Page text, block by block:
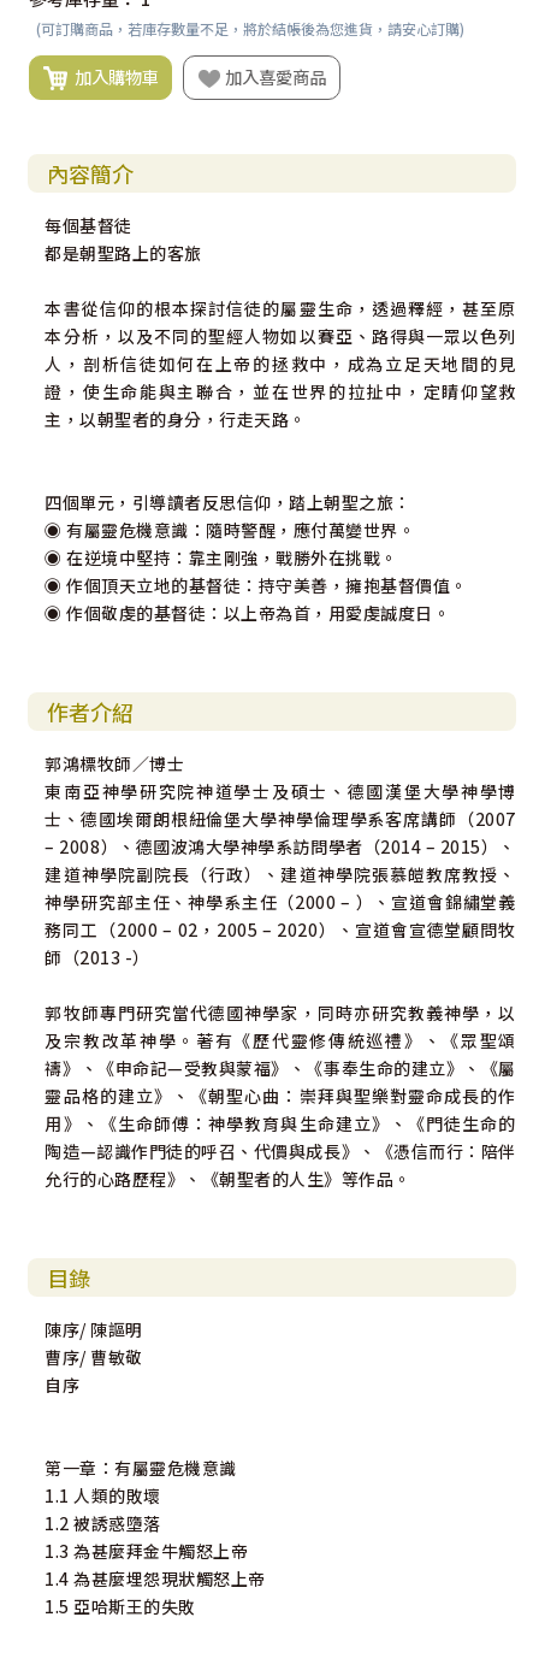
(可訂購商品，若庫存數量不足，將於結帳後為您進貨，請安心訂購)
加入購物車 加入喜愛商品
內容簡介
每個基督徒
都是朝聖路上的客旅
本書從信仰的根本探討信徒的屬靈生命，透過釋經，甚至原
本分析，以及不同的聖經人物如以賽亞、路得與一眾以色列
人，剖析信徒如何在上帝的拯救中，成為立足天地間的見
證，使生命能與主聯合，並在世界的拉扯中，定睛仰望救
主，以朝聖者的身分，行走天路。
四個單元，引導讀者反思信仰，踏上朝聖之旅：
◉ 有屬靈危機意識：隨時警醒，應付萬變世界。
◉ 在逆境中堅持：靠主剛強，戰勝外在挑戰。
◉ 作個頂天立地的基督徒：持守美善，擁抱基督價值。
◉ 作個敬虔的基督徒：以上帝為首，用愛虔誠度日。
作者介紹
郭鴻標牧師／博士
東南亞神學研究院神道學士及碩士、德國漢堡大學神學博
士、德國埃爾朗根紐倫堡大學神學倫理學系客席講師（2007
– 2008）、德國波鴻大學神學系訪問學者（2014 – 2015）、
建道神學院副院長（行政）、建道神學院張慕皚教席教授、
神學研究部主任、神學系主任（2000 – ）、宣道會錦繡堂義
務同工（2000 – 02，2005 – 2020）、宣道會宣德堂顧問牧
師（2013 -）
郭牧師專門研究當代德國神學家，同時亦研究教義神學，以
及宗教改革神學。著有《歷代靈修傳統巡禮》、《眾聖頌
禱》、《申命記—受教與蒙福》、《事奉生命的建立》、《屬
靈品格的建立》、《朝聖心曲：崇拜與聖樂對靈命成長的作
用》、《生命師傅：神學教育與生命建立》、《門徒生命的
陶造—認識作門徒的呼召、代價與成長》、《憑信而行：陪伴
允行的心路歷程》、《朝聖者的人生》等作品。
目錄
陳序/ 陳謳明
曹序/ 曹敏敬
自序
第一章：有屬靈危機意識
1.1 人類的敗壞
1.2 被誘惑墮落
1.3 為甚麼拜金牛觸怒上帝
1.4 為甚麼埋怨現狀觸怒上帝
1.5 亞哈斯王的失敗